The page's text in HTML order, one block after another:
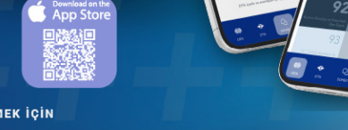
İSTANBUL
17 KASIM 2025,